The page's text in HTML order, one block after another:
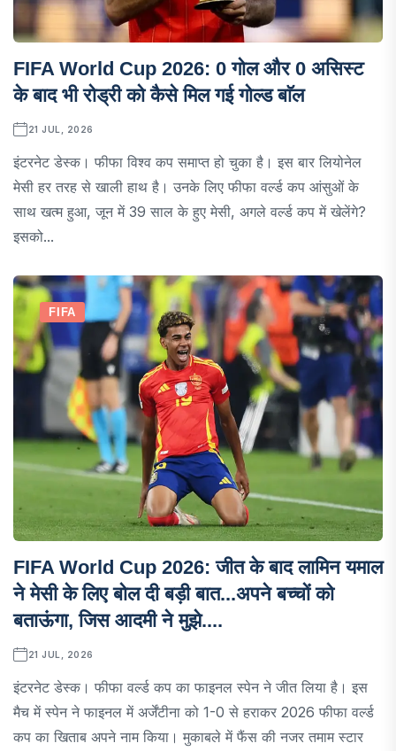
FIFA World Cup 2026: 0 गोल और 0 असिस्ट
के बाद भी रोड्री को कैसे मिल गई गोल्ड बाॅल
21 JUL, 2026
इंटरनेट डेस्क। फीफा विश्व कप समाप्त हो चुका है। इस बार लियोनेल
मेसी हर तरह से खाली हाथ है। उनके लिए फीफा वर्ल्ड कप आंसुओं के
साथ खत्म हुआ, जून में 39 साल के हुए मेसी, अगले वर्ल्ड कप में खेलेंगे?
इसको...
FIFA
FIFA World Cup 2026: जीत के बाद लामिन यमाल
ने मेसी के लिए बोल दी बड़ी बात...अपने बच्चों को
बताऊंगा, जिस आदमी ने मुझे....
21 JUL, 2026
इंटरनेट डेस्क। फीफा वर्ल्ड कप का फाइनल स्पेन ने जीत लिया है। इस
मैच में स्पेन ने फाइनल में अर्जेंटीना को 1-0 से हराकर 2026 फीफा वर्ल्ड
कप का खिताब अपने नाम किया। मुकाबले में फैंस की नजर तमाम स्टार